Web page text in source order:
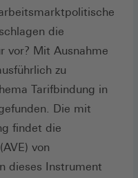
die
vor? Mit Ausnahme
zu
Tarifbindung in
Die mit
findet die
von
dieses Instrument